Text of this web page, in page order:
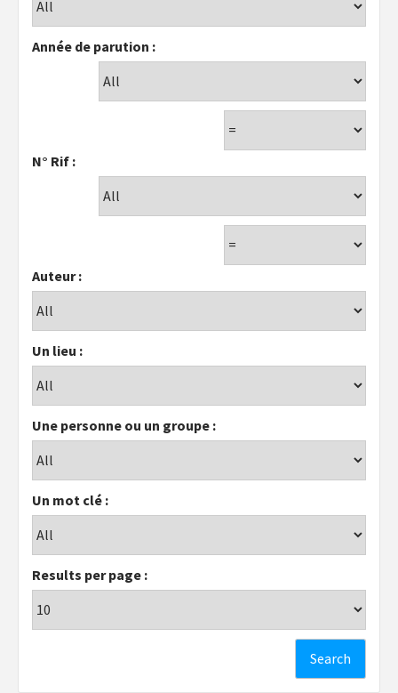
Année de parution :
N° Rif :
Auteur :
Un lieu :
Une personne ou un groupe :
Un mot clé :
Results per page :